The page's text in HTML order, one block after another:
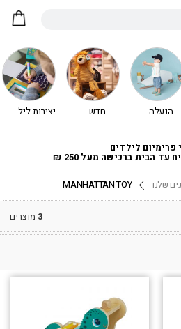
הנעלה חדש יצירות לילדים - יצירה לילדים
פרימיום לילדים
הבית ברכישה מעל 250 ₪
שלנו MANHATTAN TOY
3 מוצרים